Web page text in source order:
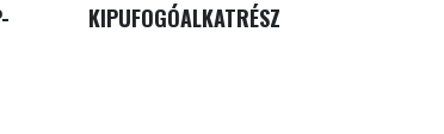
KIPUFOGÓALKATRÉSZ